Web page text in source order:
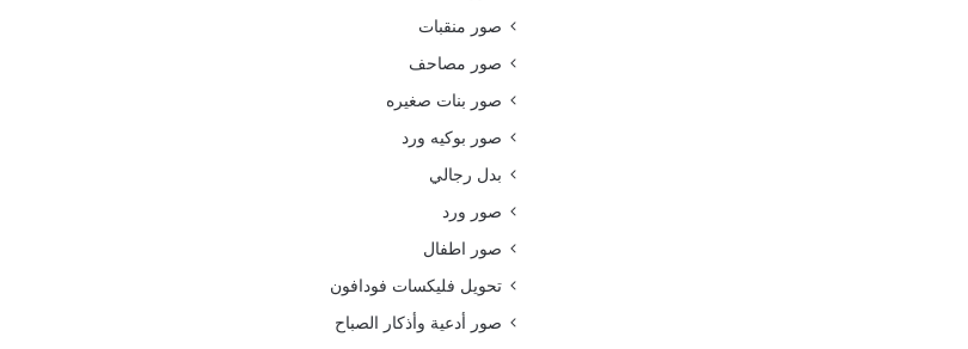
صور منقبات
صور مصاحف
صور بنات صغيره
صور بوكيه ورد
بدل رجالي
صور ورد
صور اطفال
تحويل فليكسات فودافون
صور أدعية وأذكار الصباح